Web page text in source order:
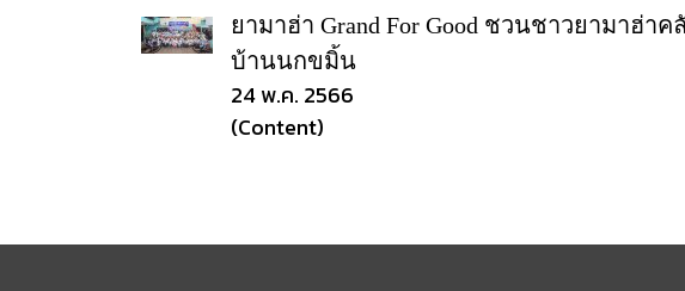
ยามาฮ่า Grand For Good ชวนชาวยามา
บ้านนกขมิ้น
24 พ.ค. 2566
(Content)